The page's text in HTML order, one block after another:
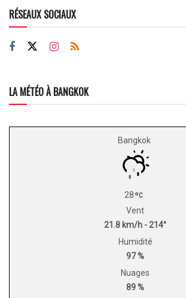
RÉSEAUX SOCIAUX
LA MÉTÉO À BANGKOK
Bangkok
28
Vent
21.8 km/h - 214°
Humidité
97 %
Nuages
89 %